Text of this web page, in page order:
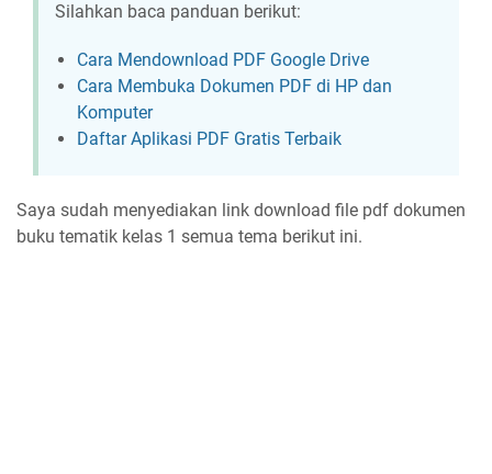
Silahkan baca panduan berikut:
Cara Mendownload PDF Google Drive
Cara Membuka Dokumen PDF di HP dan
Komputer
Daftar Aplikasi PDF Gratis Terbaik
Saya sudah menyediakan link download file pdf dokumen
buku tematik kelas 1 semua tema berikut ini.